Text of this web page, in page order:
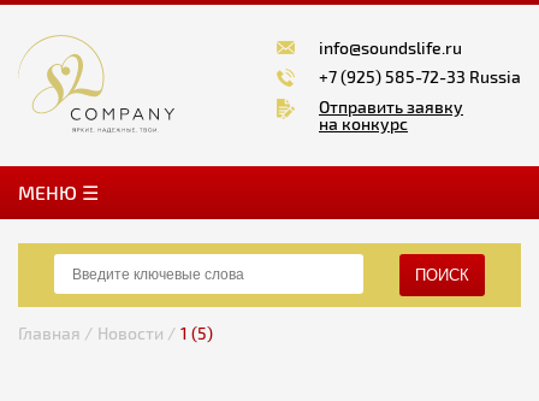
info@soundslife.ru
+7 (925) 585-72-33 Russia
Отправить заявку
на конкурс
MЕНЮ ☰
ПОИСК
Главная / Новости / 1 (5)